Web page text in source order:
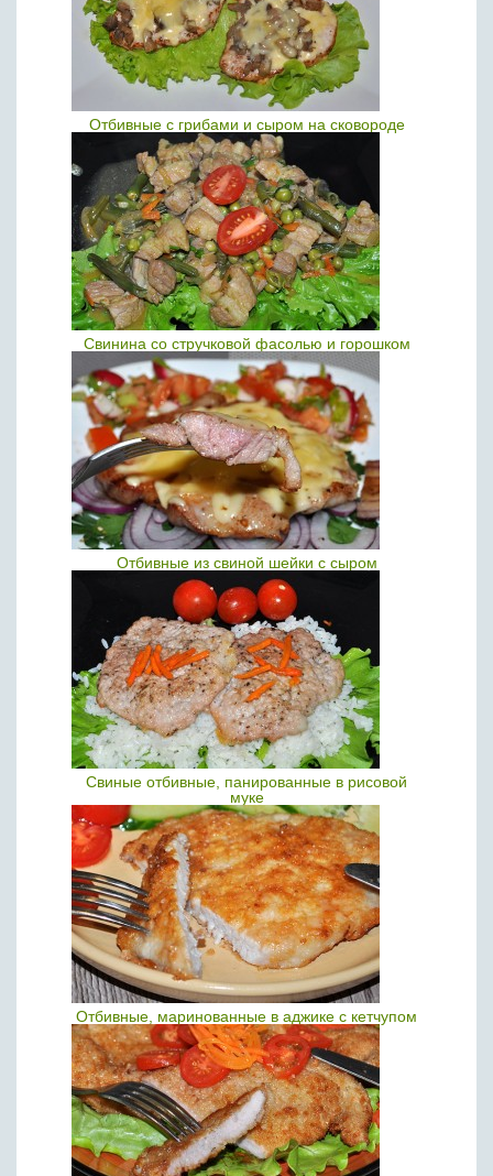
Отбивные с грибами и сыром на сковороде
Свинина со стручковой фасолью и горошком
Отбивные из свиной шейки с сыром
Свиные отбивные, панированные в рисовой
муке
Отбивные, маринованные в аджике с кетчупом